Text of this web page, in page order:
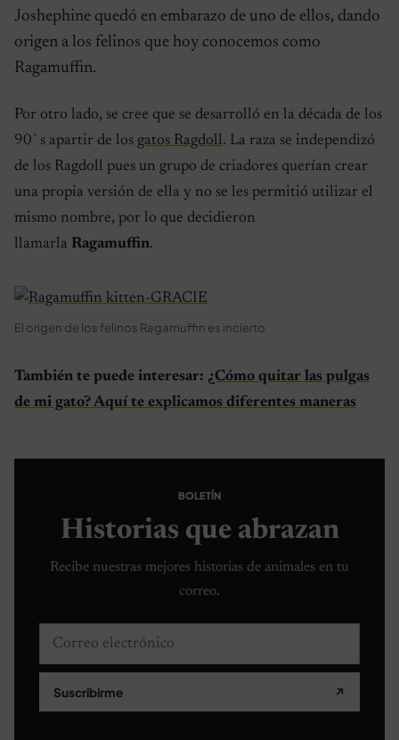
Joshephine quedó en embarazo de uno de ellos, dando
origen a los felinos que hoy conocemos como
Ragamuffin.
Por otro lado, se cree que se desarrolló en la década de los
90`s apartir de los gatos Ragdoll. La raza se independizó
de los Ragdoll pues un grupo de criadores querían crear
una propia versión de ella y no se les permitió utilizar el
mismo nombre, por lo que decidieron
llamarla Ragamuffin.
El origen de los felinos Ragamuffin es incierto
También te puede interesar: ¿Cómo quitar las pulgas
de mi gato? Aquí te explicamos diferentes maneras
BOLETÍN
Historias que abrazan
Recibe nuestras mejores historias de animales en tu
correo.
Correo electrónico
Suscribirme ↗